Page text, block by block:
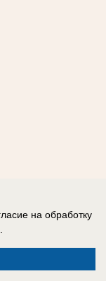
на обработку